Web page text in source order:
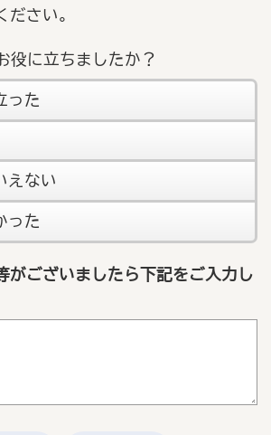
さい。
役に立ちましたか？
った
えない
った
がございましたら下記をご入力し